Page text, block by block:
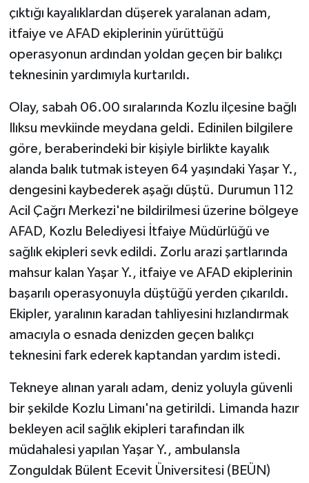
çıktığı kayalıklardan düşerek yaralanan adam,
itfaiye ve AFAD ekiplerinin yürüttüğü
operasyonun ardından yoldan geçen bir balıkçı
teknesinin yardımıyla kurtarıldı.
Olay, sabah 06.00 sıralarında Kozlu ilçesine bağlı
Ilıksu mevkiinde meydana geldi. Edinilen bilgilere
göre, beraberindeki bir kişiyle birlikte kayalık
alanda balık tutmak isteyen 64 yaşındaki Yaşar Y.,
dengesini kaybederek aşağı düştü. Durumun 112
Acil Çağrı Merkezi'ne bildirilmesi üzerine bölgeye
AFAD, Kozlu Belediyesi İtfaiye Müdürlüğü ve
sağlık ekipleri sevk edildi. Zorlu arazi şartlarında
mahsur kalan Yaşar Y., itfaiye ve AFAD ekiplerinin
başarılı operasyonuyla düştüğü yerden çıkarıldı.
Ekipler, yaralının karadan tahliyesini hızlandırmak
amacıyla o esnada denizden geçen balıkçı
teknesini fark ederek kaptandan yardım istedi.
Tekneye alınan yaralı adam, deniz yoluyla güvenli
bir şekilde Kozlu Limanı'na getirildi. Limanda hazır
bekleyen acil sağlık ekipleri tarafından ilk
müdahalesi yapılan Yaşar Y., ambulansla
Zonguldak Bülent Ecevit Üniversitesi (BEÜN)
GÜNDEM
Güvenlik
HABERDE İNSAN
İNSAN
İş Dünyası
Jandarma
Kadın
KÜLTÜR SANAT
MAGAZİN
Otomobil
POLİTİKA
Sağlık
SİYASET
SPOR HABERLERİ